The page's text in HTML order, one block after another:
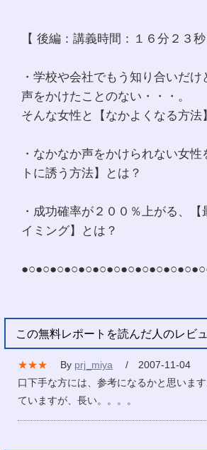
【 後編：講義時間：１６分２３秒
・学校や会社でもう知り合いだけ
声をかけたことのない・・・。
そんな女性と【なかよくなる方法
・なかなか声をかけられない女
トに誘う方法】とは？
・成功確率が２００％上がる、【
イミング】とは？
この無料レポートを読んだ人のレビ
★★★ By prj_miya
/ 2007-11-04
口下手な方には、参考になるかと思いま
ていますが、長い。。。。